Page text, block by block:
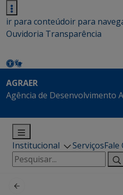
ir para conteúdoir para
Ouvidoria Transparência
AGRAER
Agência de Desenvolvimento
Institucional ServiçosFale
Pesquisar
por: